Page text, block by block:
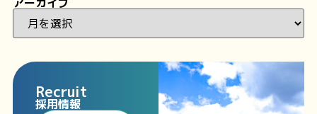
アーカイブ
Recruit
採用情報